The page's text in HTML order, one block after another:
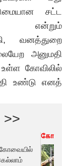
சட்ட
என்றும்
வனத்துறை
அனுமதி
கோவிலில்
உண்டு எனத்
கோவையில்
கோவை